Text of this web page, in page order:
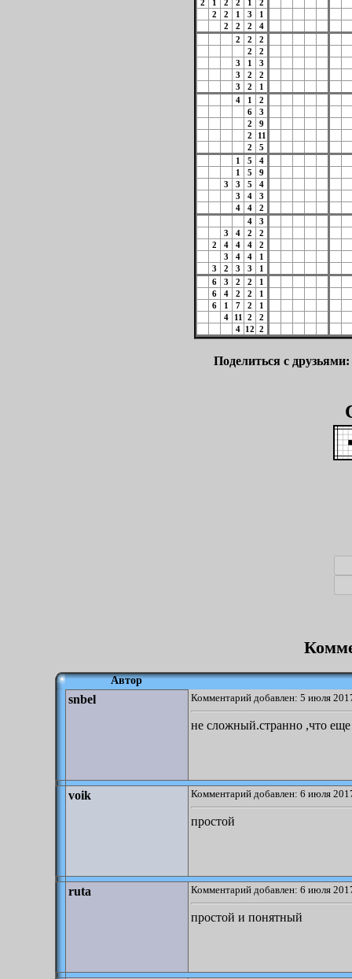
2
1 2 2 1
2
2
2 1 3
1
2
2 2
4
2
2
2
2
2
3
1
3
3
2
2
3
2
1
4
1
2
6
3
2
9
2
11
2
5
1
5
4
1
5
9
3
3 5
4
3
4
3
4
4
2
4
3
3
4 2
2
2
4 4 4
2
3
4 4
1
3
2 3 3
1
6
3 2 2
1
6
4 2 2
1
6
1 7 2
1
4
11 2
2
4 12 2
Поделиться с друзьями:
Автор
snbel Комментарий добавлен: 5 июля
не сложный.странно ,что
voik Комментарий добавлен: 6 июля
простой
ruta Комментарий добавлен: 6 июля
простой и понятный